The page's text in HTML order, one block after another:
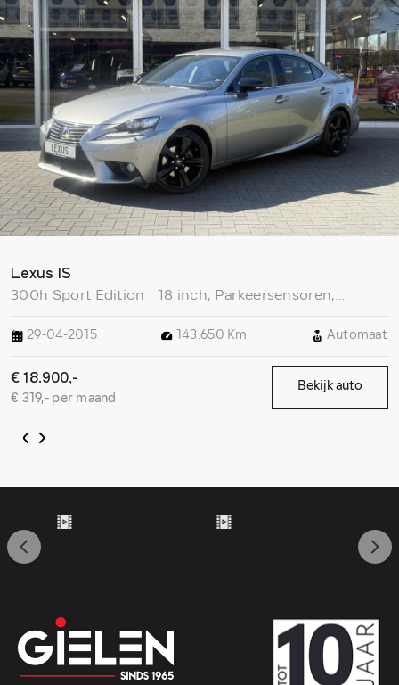
Lexus IS
300h Sport Edition | 18 inch, Parkeersensoren,
Titanium
29-04-2015 143.650 Km Automaat
€ 18.900,-
€ 319,- per maand
Bekijk auto